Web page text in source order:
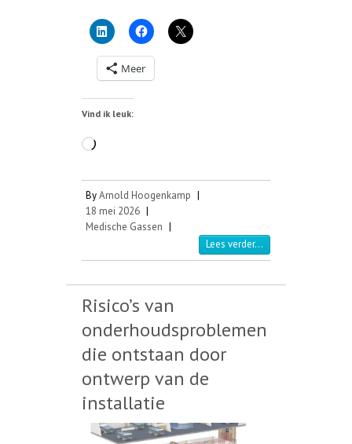
Meer
Vind ik leuk:
Aan
ByArnold Hoogenkamp |
18 mei 2026 |
Medische Gassen |
Lees verder...
Risico’s van
onderhoudsproblemen
die ontstaan door
ontwerp van de
installatie